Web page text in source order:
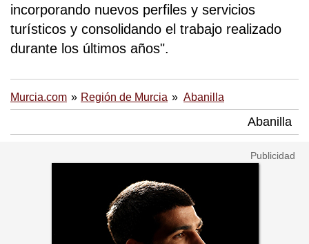
incorporando nuevos perfiles y servicios
turísticos y consolidando el trabajo realizado
durante los últimos años".
Murcia.com Región de Murcia Abanilla
Abanilla